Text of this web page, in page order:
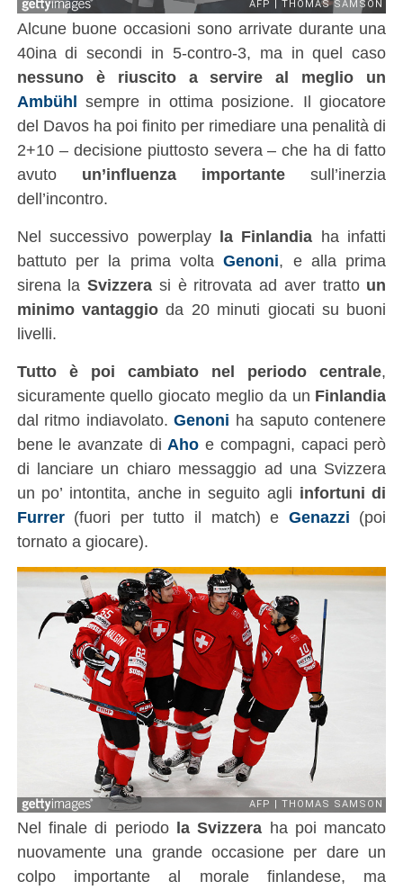
Alcune buone occasioni sono arrivate durante una
40ina di secondi in 5-contro-3, ma in quel caso
nessuno è riuscito a servire al meglio un
Ambühl sempre in ottima posizione. Il giocatore
del Davos ha poi finito per rimediare una penalità di
2+10 – decisione piuttosto severa – che ha di fatto
avuto un’influenza importante sull’inerzia
dell’incontro.
Nel successivo powerplay la Finlandia ha infatti
battuto per la prima voltaGenoni, e alla prima
sirena laSvizzera si è ritrovata ad aver tratto un
minimo vantaggio da 20 minuti giocati su buoni
livelli.
Tutto è poi cambiato nel periodo centrale,
sicuramente quello giocato meglio da un Finlandia
dal ritmo indiavolato.Genoni ha saputo contenere
bene le avanzate di Aho e compagni, capaci però
di lanciare un chiaro messaggio ad una Svizzera
un po’ intontita, anche in seguito agli infortuni di
Furrer(fuori per tutto il match) e Genazzi (poi
tornato a giocare).
Nel finale di periodo la Svizzera ha poi mancato
nuovamente una grande occasione per dare un
colpo importante al morale finlandese, ma